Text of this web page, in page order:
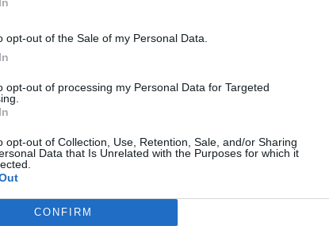
opt-out of the Sale of my Personal Data.
opt-out of processing my Personal Data for Targeted
opt-out of Collection, Use, Retention, Sale, and/or Sharing
Data that Is Unrelated with the Purposes for which it
CONFIRM
Inácio Esperança, lamentou o incidente e
subterrâneos. O autarca explicou que
para o município, sublinhando que
é de todos, porque o dinheiro sai do bolso
cheio, existem outros pontos na vila onde é